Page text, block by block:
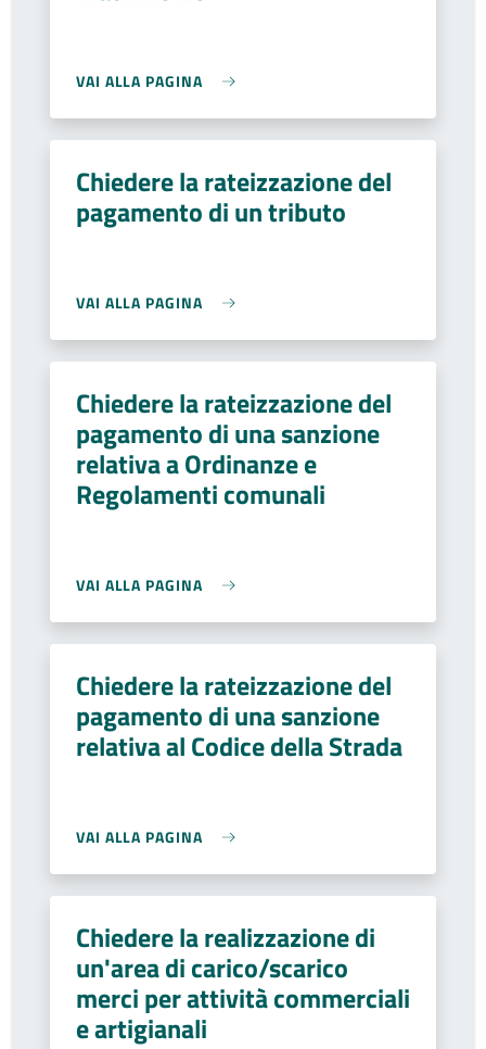
VAI ALLA PAGINA
Chiedere la rateizzazione del
pagamento di un tributo
VAI ALLA PAGINA
Chiedere la rateizzazione del
pagamento di una sanzione
relativa a Ordinanze e
Regolamenti comunali
VAI ALLA PAGINA
Chiedere la rateizzazione del
pagamento di una sanzione
relativa al Codice della Strada
VAI ALLA PAGINA
Chiedere la realizzazione di
un'area di carico/scarico
merci per attività commerciali
e artigianali